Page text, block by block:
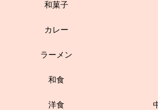
和菓子
カレー
ラーメン
和食
洋食